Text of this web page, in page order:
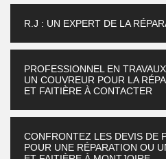
R.J : UN EXPERT DE LA
PROFESSIONNEL EN
UN COUVREUR POUR LA
ET FAITIÈRE À CONTACTER
CONFRONTEZ LES DEVIS DE
POUR UNE RÉPARATION OU